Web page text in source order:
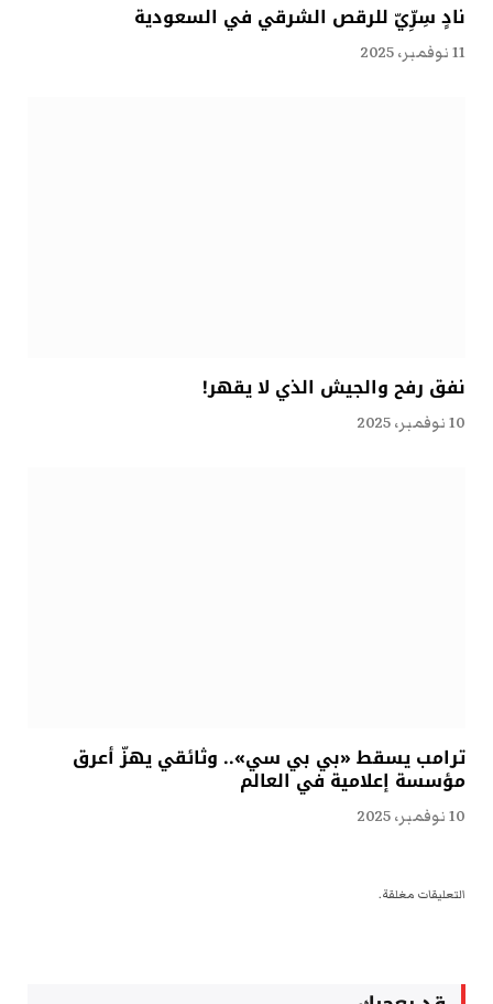
نادٍ سِرِّيّ للرقص الشرقي في السعودية
11 نوفمبر، 2025
نفق رفح والجيش الذي لا يقهر!
10 نوفمبر، 2025
ترامب يسقط «بي بي سي».. وثائقي يهزّ أعرق
مؤسسة إعلامية في العالم
10 نوفمبر، 2025
التعليقات مغلقة.